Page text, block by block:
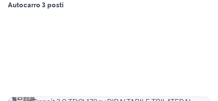
Autocarro 3 posti
23